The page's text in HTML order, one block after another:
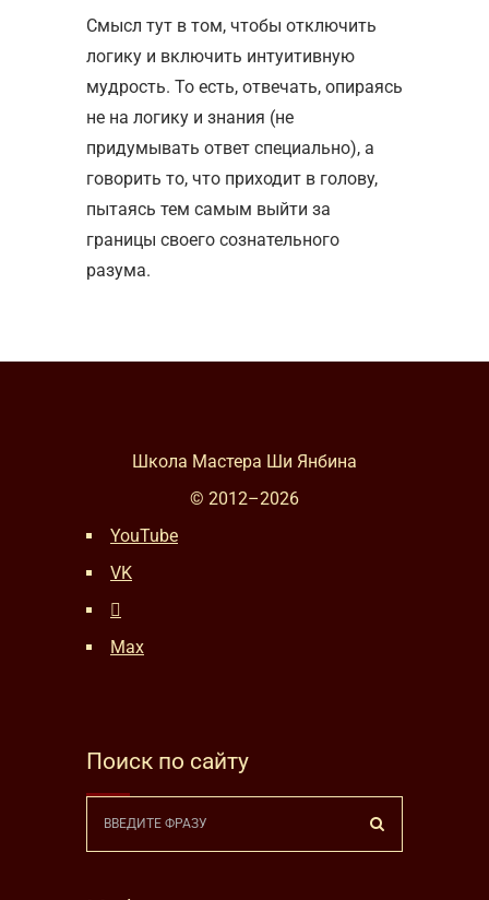
Смысл тут в том, чтобы отключить
логику и включить интуитивную
мудрость. То есть, отвечать, опираясь
не на логику и знания (не
придумывать ответ специально), а
говорить то, что приходит в голову,
пытаясь тем самым выйти за
границы своего сознательного
разума.
Школа Мастера Ши Янбина
© 2012–2026
YouTube
VK
Max
Поиск по сайту